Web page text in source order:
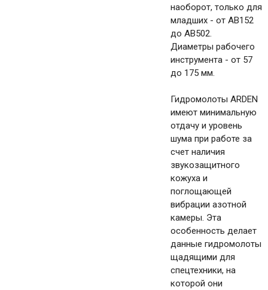
наоборот, только для
младших - от AB152
до AB502.
Диаметры рабочего
инструмента - от 57
до 175 мм.
Гидромолоты ARDEN
имеют минимальную
отдачу и уровень
шума при работе за
счет наличия
звукозащитного
кожуха и
поглощающей
вибрации азотной
камеры. Эта
особенность делает
данные гидромолоты
щадящими для
спецтехники, на
которой они